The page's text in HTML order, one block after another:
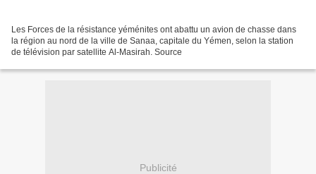
Les Forces de la résistance yéménites ont abattu un avion de chasse dans
la région au nord de la ville de Sanaa, capitale du Yémen, selon la station
de télévision par satellite Al-Masirah. Source
Publicité